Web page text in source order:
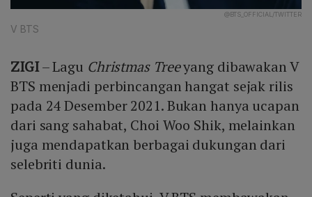
@BTS_OFFICIAL/TWITTER
V BTS
ZIGI– Lagu Christmas Treeyang dibawakan V
BTS menjadi perbincangan hangat sejak rilis
pada 24 Desember 2021. Bukan hanya ucapan
dari sang sahabat, Choi Woo Shik, melainkan
juga mendapatkan berbagai dukungan dari
selebriti dunia.